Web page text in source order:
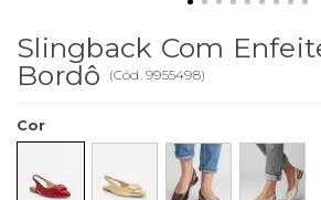
Slingback Com
Bordô
(Cód. 9955498)
Cor